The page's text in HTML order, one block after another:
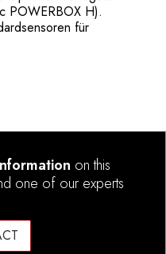
POWERBOX H).
für
on this
one of our experts